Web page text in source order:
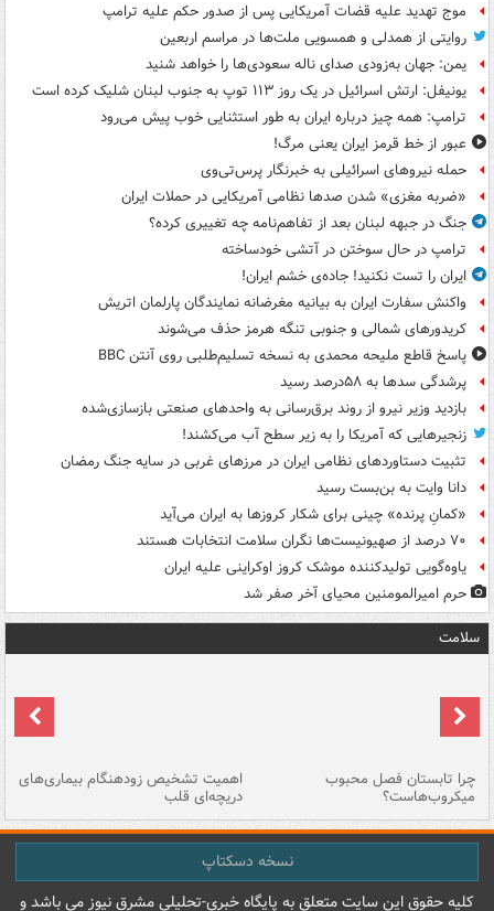
موج تهدید علیه قضات آمریکایی پس از صدور حکم علیه ترامپ
روایتی از همدلی و همسویی ملت‌ها در مراسم اربعین
یمن: جهان به‌زودی صدای ناله سعودی‌ها را خواهد شنید
یونیفل: ارتش اسرائیل در یک روز ۱۱۳ توپ به جنوب لبنان شلیک کرده است
ترامپ: همه چیز درباره ایران به طور استثنایی خوب پیش می‌رود
عبور از خط قرمز ایران یعنی مرگ!
حمله نیروهای اسرائیلی به خبرنگار پرس‌تی‌وی
«ضربه مغزی» شدن صدها نظامی آمریکایی در حملات ایران
جنگ در جبهه لبنان بعد از تفاهم‌نامه چه تغییری کرده؟
ترامپ در حال سوختن در آتشی خودساخته
ایران را تست نکنید! جاده‌ی خشم ایران!
واکنش سفارت ایران به بیانیه مغرضانه نمایندگان پارلمان اتریش
کریدورهای شمالی و جنوبی تنگه هرمز حذف می‌شوند
پاسخ قاطع ملیحه محمدی به نسخه تسلیم‌طلبی روی آنتن BBC
پرشدگی سدها به ۵۸درصد رسید
بازدید وزیر نیرو از روند برق‌رسانی به واحدهای صنعتی بازسازی‌شده
زنجیرهایی که آمریکا را به زیر سطح آب می‌کشند!
تثبیت دستاوردهای نظامی ایران در مرزهای غربی در سایه جنگ رمضان
دانا وایت به بن‌بست رسید
«کمانِ پرنده» چینی برای شکار کروزها به ایران می‌آید
۷۰ درصد از صهیونیست‌ها نگران سلامت انتخابات هستند
یاوه‌گویی تولیدکننده موشک کروز اوکراینی علیه ایران
حرم امیرالمومنین محیای آخر صفر شد
سلامت
چرا تابستان فصل محبوب
میکروب‌هاست؟
اهمیت تشخیص زودهنگام بیماری‌های
دریچه‌ای قلب
نسخه دسکتاپ
کليه حقوق اين سايت متعلق به پایگاه خبري-تحليلي مشرق نيوز می باشد و